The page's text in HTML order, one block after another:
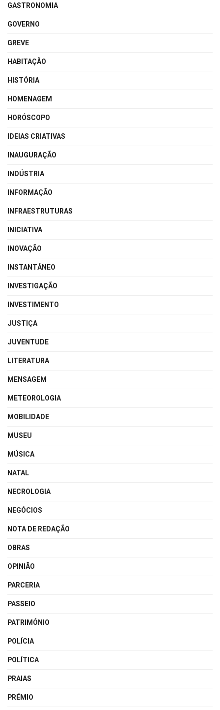
GASTRONOMIA
GOVERNO
GREVE
HABITAÇÃO
HISTÓRIA
HOMENAGEM
HORÓSCOPO
IDEIAS CRIATIVAS
INAUGURAÇÃO
INDÚSTRIA
INFORMAÇÃO
INFRAESTRUTURAS
INICIATIVA
INOVAÇÃO
INSTANTÂNEO
INVESTIGAÇÃO
INVESTIMENTO
JUSTIÇA
JUVENTUDE
LITERATURA
MENSAGEM
METEOROLOGIA
MOBILIDADE
MUSEU
MÚSICA
NATAL
NECROLOGIA
NEGÓCIOS
NOTA DE REDAÇÃO
OBRAS
OPINIÃO
PARCERIA
PASSEIO
PATRIMÓNIO
POLÍCIA
POLÍTICA
PRAIAS
PRÉMIO